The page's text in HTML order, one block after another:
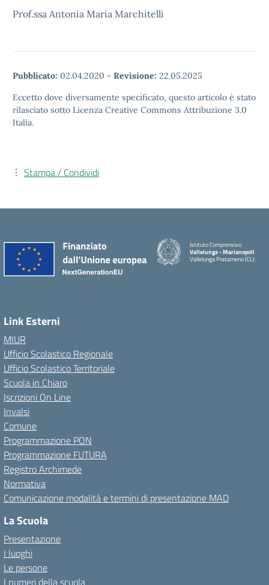
Prof.ssa Antonia Maria Marchitelli
Pubblicato: 02.04.2020 - Revisione: 22.05.2025
Eccetto dove diversamente specificato, questo articolo è stato
rilasciato sotto Licenza Creative Commons Attribuzione 3.0
Italia.
Stampa / Condividi
Istituto Comprensivo
Vallelunga - Marianopoli
Vallelunga Pratameno (CL)
Link Esterni
MIUR
Ufficio Scolastico Regionale
Ufficio Scolastico Territoriale
Scuola in Chiaro
Iscrizioni On Line
Invalsi
Comune
Programmazione PON
Programmazione FUTURA
Registro Archimede
Normativa
Comunicazione modalità e termini di presentazione MAD
La Scuola
Presentazione
I luoghi
Le persone
I numeri della scuola